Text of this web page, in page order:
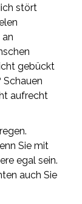
stört
gebückt
Schauen
aufrecht
Sie mit
egal sein.
auch Sie